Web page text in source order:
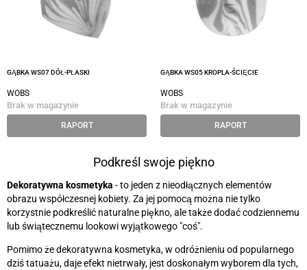
GĄBKA WS07 DÓŁ-PŁASKI
WOBS
Brak w magazynie
RAPORT
GĄBKA WS05 KROPLA-ŚCIĘCIE
WOBS
Brak w magazynie
RAPORT
Podkreśl swoje piękno
Dekoratywna kosmetyka - to jeden z nieodłącznych elementów
obrazu współczesnej kobiety. Za jej pomocą można nie tylko
korzystnie podkreślić naturalne piękno, ale także dodać codziennemu
lub świątecznemu lookowi wyjątkowego "coś".
Pomimo że dekoratywna kosmetyka, w odróżnieniu od popularnego
dziś tatuażu, daje efekt nietrwały, jest doskonałym wyborem dla tych,